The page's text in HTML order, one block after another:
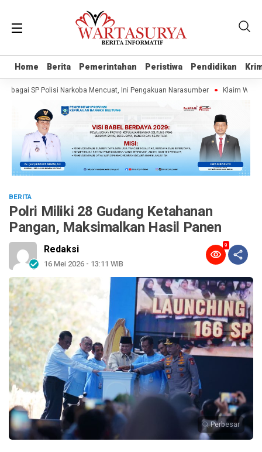
Home Berita Pemerintahan Peristiwa Pendidikan
Home Berita Pemerintahan Peristiwa Pendidikan
SP Polisi Narkoba Mencuat, Ini Pengakuan Narasumber Klaim Wartawan
BERITA
Polri Miliki 28 Gudang Ketahanan
Pangan, Maksimalkan Hasil Panen
Redaksi
16 Mei 2026 - 13:11 WIB
9
Perbesar